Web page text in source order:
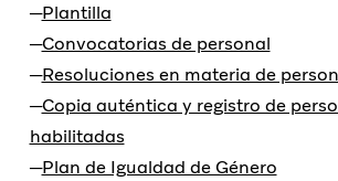
Plantilla
Convocatorias de personal
Resoluciones en materia de
Copia auténtica y registro de
habilitadas
Plan de Igualdad de Género